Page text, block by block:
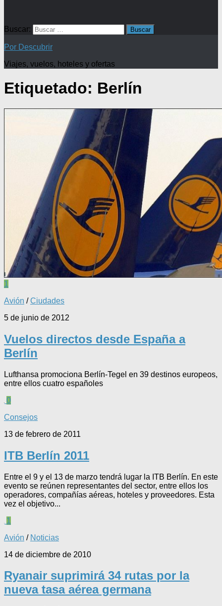
Buscar:
Por Descubrir
Viajes, vuelos, hoteles y ofertas
Etiquetado: Berlín
1
Avión /Ciudades
5 de junio de 2012
Vuelos directos desde España a
Berlín
Lufthansa promociona Berlín-Tegel en 39 destinos europeos,
entre ellos cuatro españoles
0
Consejos
13 de febrero de 2011
ITB Berlín 2011
Entre el 9 y el 13 de marzo tendrá lugar la ITB Berlín. En este
evento se reúnen representantes del sector, entre ellos los
operadores, compañías aéreas, hoteles y proveedores. Esta
vez el objetivo...
1
Avión / Noticias
14 de diciembre de 2010
Ryanair suprimirá 34 rutas por la
nueva tasa aérea germana